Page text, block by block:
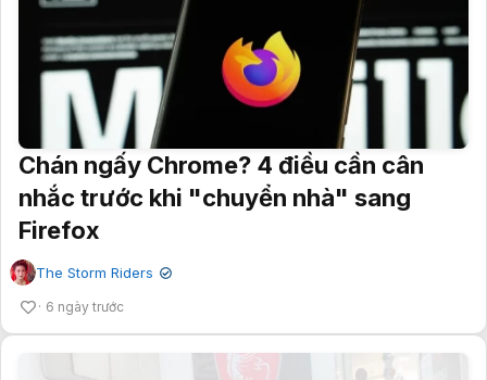
Chán ngấy Chrome? 4 điều cần cân
nhắc trước khi "chuyển nhà" sang
Firefox
The Storm Riders ✔
6 ngày trước